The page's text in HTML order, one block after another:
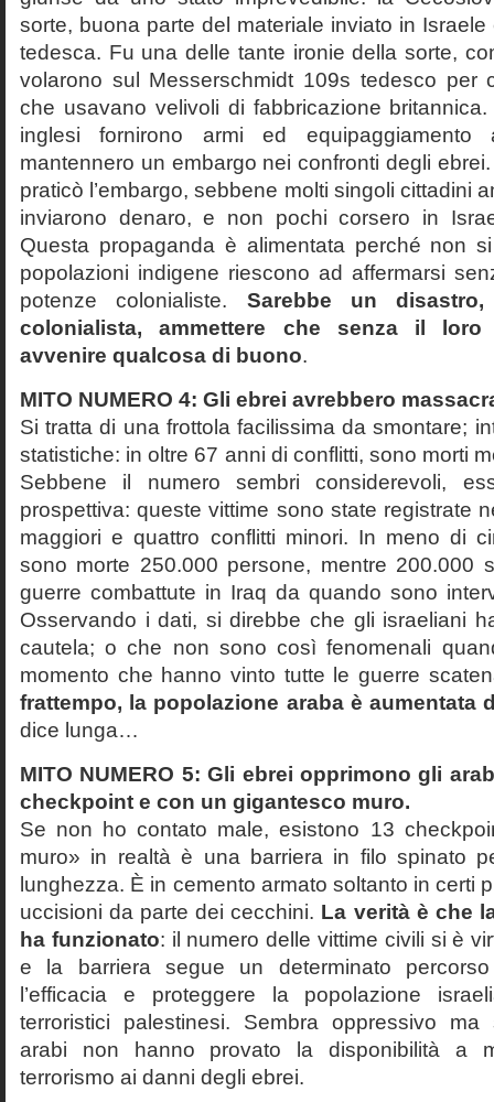
sorte, buona parte del materiale inviato in
tedesca. Fu una delle tante ironie della sorte,
volarono sul Messerschmidt 109s tedesco per
che usavano velivoli di fabbricazione
inglesi fornirono armi ed equipaggiamento
mantennero un embargo nei confronti degli
praticò l’embargo, sebbene molti singoli cittadini
inviarono denaro, e non pochi corsero in
Questa propaganda è alimentata perché non
popolazioni indigene riescono ad affermarsi
potenze colonialiste. Sarebbe un
colonialista, ammettere che senza il loro
avvenire qualcosa di buono.
MITO NUMERO 4: Gli ebrei avrebbero
Si tratta di una frottola facilissima da smontare;
statistiche: in oltre 67 anni di conflitti, sono morti
Sebbene il numero sembri considerevoli,
prospettiva: queste vittime sono state registrate
maggiori e quattro conflitti minori. In meno di
sono morte 250.000 persone, mentre 200.000
guerre combattute in Iraq da quando sono
Osservando i dati, si direbbe che gli israeliani
cautela; o che non sono così fenomenali
momento che hanno vinto tutte le guerre
frattempo, la popolazione araba è aumentata
dice lunga…
MITO NUMERO 5: Gli ebrei opprimono gli
checkpoint e con un gigantesco muro.
Se non ho contato male, esistono 13
muro» in realtà è una barriera in filo spinato
lunghezza. È in cemento armato soltanto in certi
uccisioni da parte dei cecchini. La verità è che
ha funzionato: il numero delle vittime civili si è
e la barriera segue un determinato
l’efficacia e proteggere la popolazione
terroristici palestinesi. Sembra oppressivo ma
arabi non hanno provato la disponibilità a
terrorismo ai danni degli ebrei.